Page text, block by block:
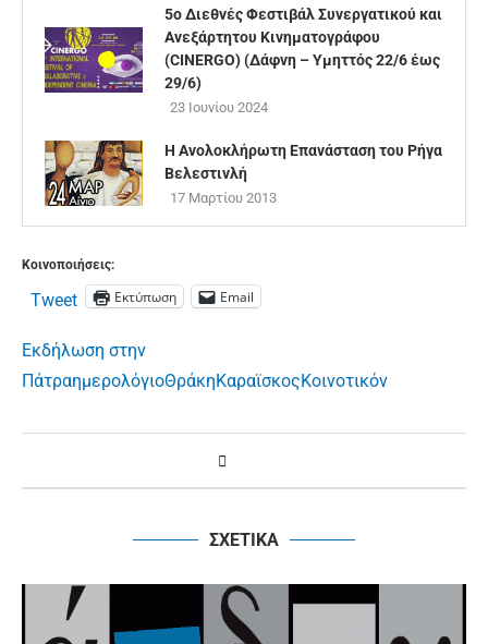
5ο Διεθνές Φεστιβάλ Συνεργατικού και
Ανεξάρτητου Κινηματογράφου
(CINERGO) (Δάφνη – Υμηττός 22/6 έως
29/6)
23 Ιουνίου 2024
Η Ανολοκλήρωτη Επανάσταση του Ρήγα
Βελεστινλή
17 Μαρτίου 2013
Κοινοποιήσεις:
Tweet Εκτύπωση Email
Εκδήλωση στην
ΠάτραημερολόγιοΘράκηΚαραϊσκοςΚοινοτικόν
ΣΧΕΤΙΚΑ